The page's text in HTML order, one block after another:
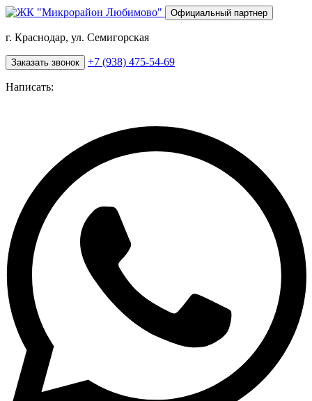
Перейти
основному
Официальный партнер
г. Краснодар, ул. Семигорская
Заказать звонок +7 (938) 475-54-69
Написать: